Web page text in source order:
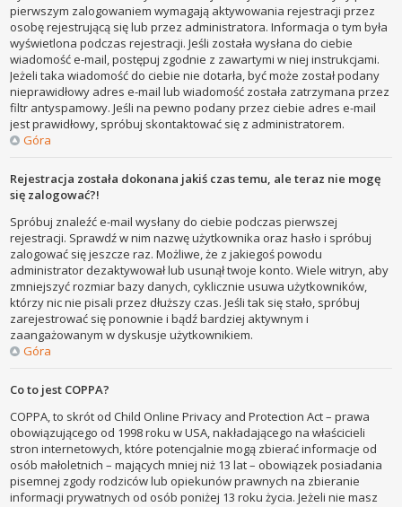
pierwszym zalogowaniem wymagają aktywowania rejestracji przez
osobę rejestrującą się lub przez administratora. Informacja o tym była
wyświetlona podczas rejestracji. Jeśli została wysłana do ciebie
wiadomość e-mail, postępuj zgodnie z zawartymi w niej instrukcjami.
Jeżeli taka wiadomość do ciebie nie dotarła, być może został podany
nieprawidłowy adres e-mail lub wiadomość została zatrzymana przez
filtr antyspamowy. Jeśli na pewno podany przez ciebie adres e-mail
jest prawidłowy, spróbuj skontaktować się z administratorem.
Góra
Rejestracja została dokonana jakiś czas temu, ale teraz nie mogę
się zalogować?!
Spróbuj znaleźć e-mail wysłany do ciebie podczas pierwszej
rejestracji. Sprawdź w nim nazwę użytkownika oraz hasło i spróbuj
zalogować się jeszcze raz. Możliwe, że z jakiegoś powodu
administrator dezaktywował lub usunął twoje konto. Wiele witryn, aby
zmniejszyć rozmiar bazy danych, cyklicznie usuwa użytkowników,
którzy nic nie pisali przez dłuższy czas. Jeśli tak się stało, spróbuj
zarejestrować się ponownie i bądź bardziej aktywnym i
zaangażowanym w dyskusje użytkownikiem.
Góra
Co to jest COPPA?
COPPA, to skrót od Child Online Privacy and Protection Act – prawa
obowiązującego od 1998 roku w USA, nakładającego na właścicieli
stron internetowych, które potencjalnie mogą zbierać informacje od
osób małoletnich – mających mniej niż 13 lat – obowiązek posiadania
pisemnej zgody rodziców lub opiekunów prawnych na zbieranie
informacji prywatnych od osób poniżej 13 roku życia. Jeżeli nie masz